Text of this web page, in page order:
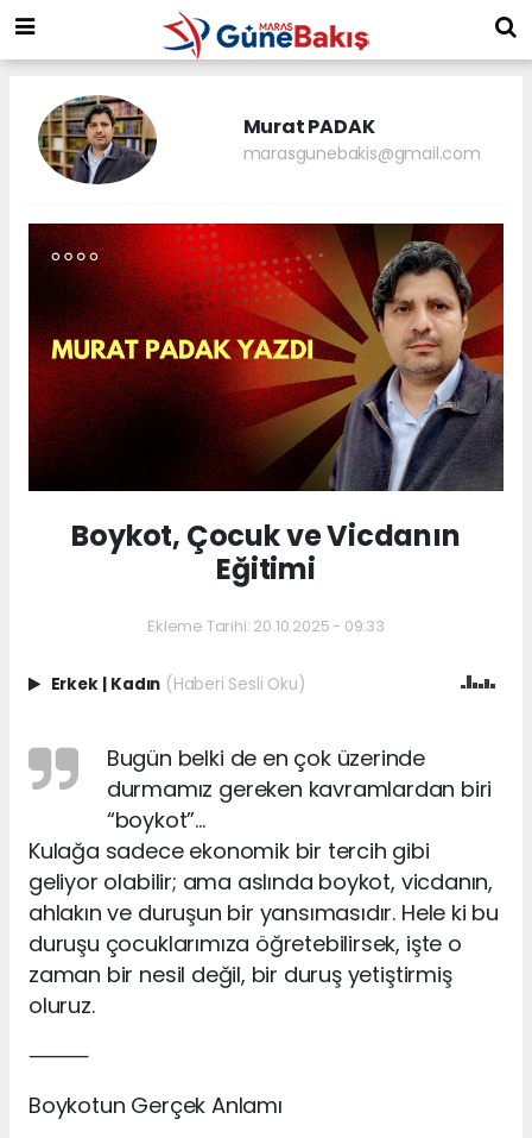
Murat PADAK
marasgunebakis@gmail.com
Boykot, Çocuk ve Vicdanın
Eğitimi
Ekleme Tarihi: 20.10.2025 - 09:33
Erkek | Kadın (Haberi Sesli Oku)
Bugün belki de en çok üzerinde
durmamız gereken kavramlardan biri
“boykot”…
Kulağa sadece ekonomik bir tercih gibi
geliyor olabilir; ama aslında boykot, vicdanın,
ahlakın ve duruşun bir yansımasıdır. Hele ki bu
duruşu çocuklarımıza öğretebilirsek, işte o
zaman bir nesil değil, bir duruş yetiştirmiş
oluruz.
⸻
Boykotun Gerçek Anlamı